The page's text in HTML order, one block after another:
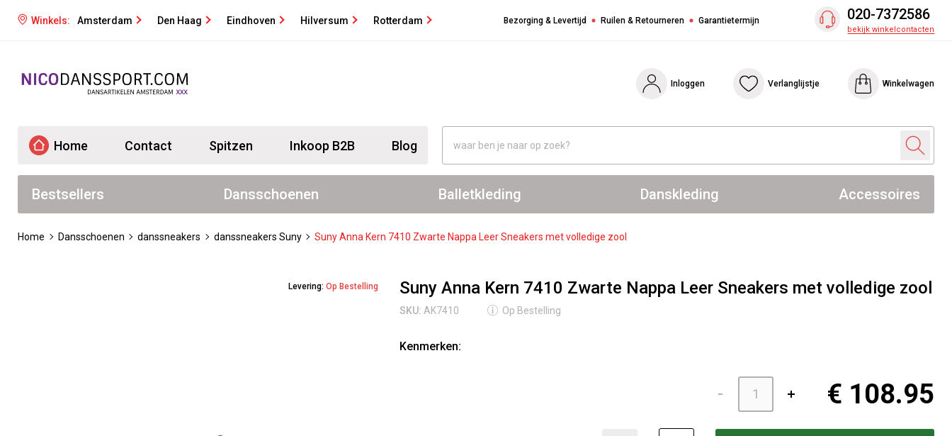
Winkels: Amsterdam Den Haag Eindhoven Hilversum Rotterdam Bezorging & Levertijd Ruilen & Retourneren Garantietermijn 020-7372586
bekijk winkelcontacten
Inloggen Verlanglijstje Winkelwagen
Home Contact Spitzen Inkoop B2B Blog
Bestsellers Dansschoenen Balletkleding Danskleding Accessoires
Home Dansschoenen danssneakers danssneakers Suny Suny Anna Kern 7410 Zwarte Nappa Leer Sneakers met volledige zool
Levering:Op Bestelling Suny Anna Kern 7410 Zwarte Nappa Leer Sneakers met volledige zool
SKU: AK7410 Op Bestelling
Kenmerken:
€ 108.95